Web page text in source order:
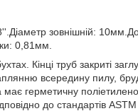
зовнішній:
0,81мм.
Кінці труб закриті
всередину пилу,
герметичну
до стандартів